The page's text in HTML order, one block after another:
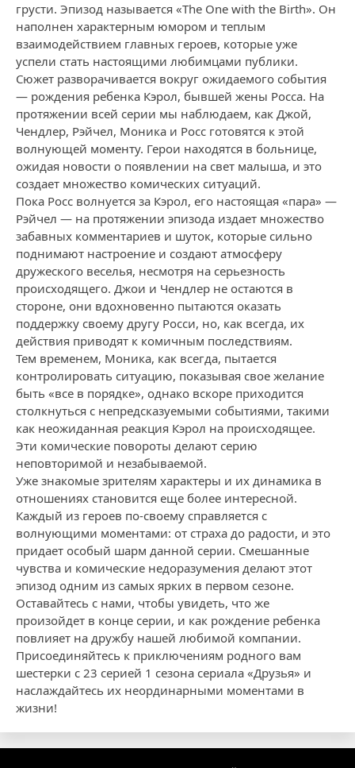
грусти. Эпизод называется «The One with the Birth». Он
наполнен характерным юмором и теплым
взаимодействием главных героев, которые уже
успели стать настоящими любимцами публики.
Сюжет разворачивается вокруг ожидаемого события
— рождения ребенка Кэрол, бывшей жены Росса. На
протяжении всей серии мы наблюдаем, как Джой,
Чендлер, Рэйчел, Моника и Росс готовятся к этой
волнующей моменту. Герои находятся в больнице,
ожидая новости о появлении на свет малыша, и это
создает множество комических ситуаций.
Пока Росс волнуется за Кэрол, его настоящая «пара» —
Рэйчел — на протяжении эпизода издает множество
забавных комментариев и шуток, которые сильно
поднимают настроение и создают атмосферу
дружеского веселья, несмотря на серьезность
происходящего. Джои и Чендлер не остаются в
стороне, они вдохновенно пытаются оказать
поддержку своему другу Росси, но, как всегда, их
действия приводят к комичным последствиям.
Тем временем, Моника, как всегда, пытается
контролировать ситуацию, показывая свое желание
быть «все в порядке», однако вскоре приходится
столкнуться с непредсказуемыми событиями, такими
как неожиданная реакция Кэрол на происходящее.
Эти комические повороты делают серию
неповторимой и незабываемой.
Уже знакомые зрителям характеры и их динамика в
отношениях становится еще более интересной.
Каждый из героев по-своему справляется с
волнующими моментами: от страха до радости, и это
придает особый шарм данной серии. Смешанные
чувства и комические недоразумения делают этот
эпизод одним из самых ярких в первом сезоне.
Оставайтесь с нами, чтобы увидеть, что же
произойдет в конце серии, и как рождение ребенка
повлияет на дружбу нашей любимой компании.
Присоединяйтесь к приключениям родного вам
шестерки с 23 серией 1 сезона сериала «Друзья» и
наслаждайтесь их неординарными моментами в
жизни!